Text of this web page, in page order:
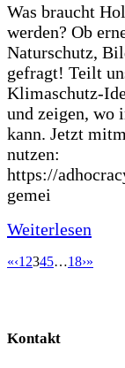
Was braucht
werden? Ob
Naturschutz,
gefragt! Teilt
Klimaschutz-
und zeigen, wo
kann. Jetzt
nutzen:
https://
gemei
Weiterlesen
«‹1 2345…18›»
Kontakt